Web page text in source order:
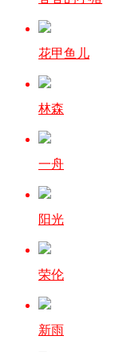
花甲鱼儿
林森
一舟
阳光
荣伦
新雨